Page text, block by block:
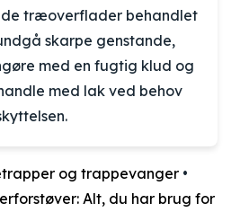
træoverflader behandlet
skarpe genstande,
med en fugtig klud og
med lak ved behov
og trappevanger •
Alt, du har brug for